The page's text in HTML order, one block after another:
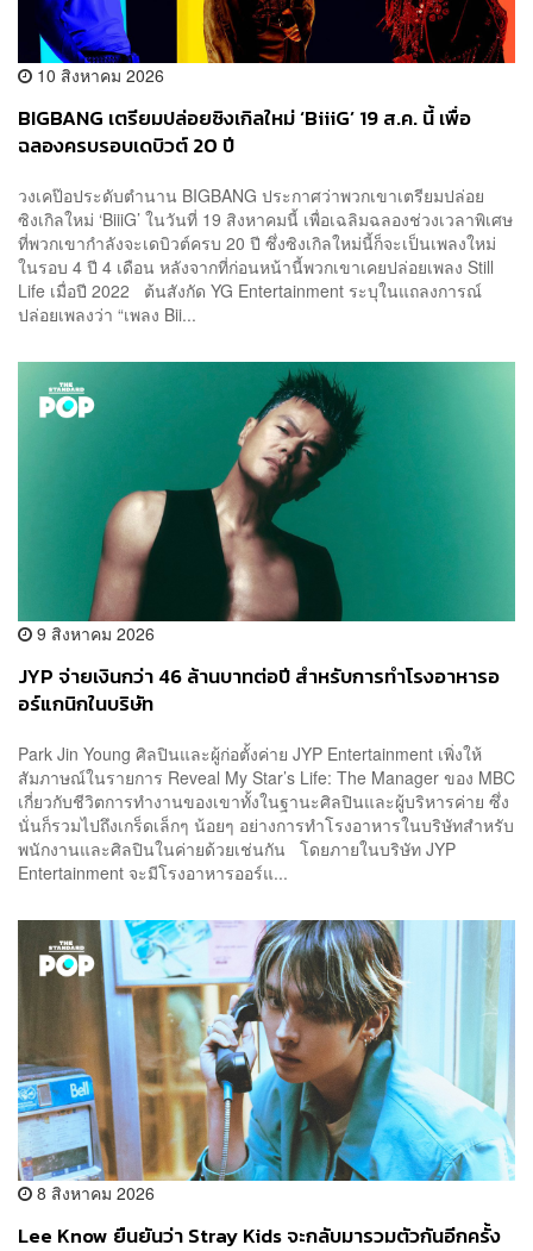
10 สิงหาคม 2026
BIGBANG เตรียมปล่อยซิงเกิลใหม่ ‘BiiiG’ 19 ส.ค. นี้ เพื่อ
ฉลองครบรอบเดบิวต์ 20 ปี
วงเคป๊อประดับตำนาน BIGBANG ประกาศว่าพวกเขาเตรียมปล่อย
ซิงเกิลใหม่ ‘BiiiG’ ในวันที่ 19 สิงหาคมนี้ เพื่อเฉลิมฉลองช่วงเวลาพิเศษ
ที่พวกเขากำลังจะเดบิวต์ครบ 20 ปี ซึ่งซิงเกิลใหม่นี้ก็จะเป็นเพลงใหม่
ในรอบ 4 ปี 4 เดือน หลังจากที่ก่อนหน้านี้พวกเขาเคยปล่อยเพลง Still
Life เมื่อปี 2022 ต้นสังกัด YG Entertainment ระบุในแถลงการณ์
ปล่อยเพลงว่า “เพลง Bii...
9 สิงหาคม 2026
JYP จ่ายเงินกว่า 46 ล้านบาทต่อปี สำหรับการทำโรงอาหารอ
อร์แกนิกในบริษัท
Park Jin Young ศิลปินและผู้ก่อตั้งค่าย JYP Entertainment เพิ่งให้
สัมภาษณ์ในรายการ Reveal My Star’s Life: The Manager ของ MBC
เกี่ยวกับชีวิตการทำงานของเขาทั้งในฐานะศิลปินและผู้บริหารค่าย ซึ่ง
นั่นก็รวมไปถึงเกร็ดเล็กๆ น้อยๆ อย่างการทำโรงอาหารในบริษัทสำหรับ
พนักงานและศิลปินในค่ายด้วยเช่นกัน โดยภายในบริษัท JYP
Entertainment จะมีโรงอาหารออร์แ...
8 สิงหาคม 2026
Lee Know ยืนยันว่า Stray Kids จะกลับมารวมตัวกันอีกครั้ง